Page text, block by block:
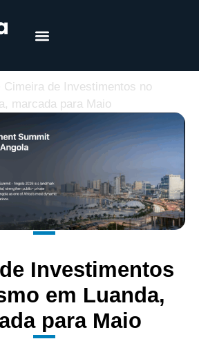
Cimeira de Investimentos no
marcada para Maio
Investimentos
em Luanda,
para Maio